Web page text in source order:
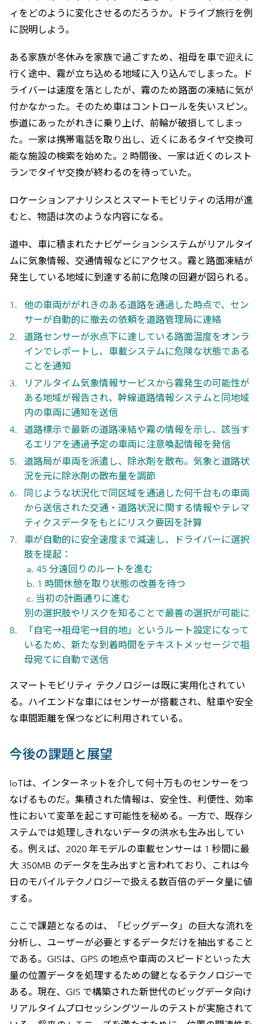
ィをどのように変化させるのだろうか。ドライブ旅行を例
に説明しよう。
ある家族が冬休みを家族で過ごすため、祖母を車で迎えに
行く途中、霧が立ち込める地域に入り込んでしまった。ド
ライバーは速度を落としたが、霧のため路面の凍結に気が
付かなかった。そのため車はコントロールを失いスピン。
歩道にあったがれきに乗り上げ、前輪が破損してしまっ
た。一家は携帯電話を取り出し、近くにあるタイヤ交換可
能な施設の検索を始めた。2 時間後、一家は近くのレスト
ランでタイヤ交換が終わるのを待っていた。
ロケーションアナリシスとスマートモビリティの活用が進
むと、物語は次のような内容になる。
道中、車に積まれたナビゲーションシステムがリアルタイ
ムに気象情報、交通情報などにアクセス。霧と路面凍結が
発生している地域に到達する前に危険の回避が図られる。
他の車両ががれきのある道路を通過した時点で、セン
サーが自動的に撤去の依頼を道路管理局に連絡
道路センサーが氷点下に達している路面温度をオンラ
インでレポートし、車載システムに危険な状態である
ことを通知
リアルタイム気象情報サービスから霧発生の可能性が
ある地域が報告され、幹線道路情報システムと同地域
内の車両に通知を送信
道路標示で最新の道路凍結や霧の情報を示し、該当す
るエリアを通過予定の車両に注意喚起情報を発信
道路局が車両を派遣し、除氷剤を散布。気象と道路状
況を元に除氷剤の散布量を調節
同じような状況化で同区域を通過した何千台もの車両
から送信された交通・道路状況に関する情報やテレマ
ティクスデータをもとにリスク要因を計算
車が自動的に安全速度まで減速し、ドライバーに選択
肢を提起：
a. 45 分遠回りのルートを進む
b. 1 時間休憩を取り状態の改善を待つ
c. 当初の計画通りに進む
別の選択肢やリスクを知ることで最善の選択が可能に
「自宅→祖母宅→目的地」というルート設定になって
いるため、新たな到着時間をテキストメッセージで祖
母宛てに自動で送信
スマートモビリティ テクノロジーは既に実用化されてい
る。ハイエンドな車にはセンサーが搭載され、駐車や安全
な車間距離を保つなどに利用されている。
今後の課題と展望
IoTは、インターネットを介して何十万ものセンサーをつ
なげるものだ。集積された情報は、安全性、利便性、効率
性において変革を起こす可能性を秘める。一方で、既存シ
ステムでは処理しきれないデータの洪水も生み出してい
る。例えば、2020 年モデルの車載センサーは 1 秒間に最
大 350MB のデータを生み出すと言われており、これは今
日のモバイルテクノロジーで扱える数百倍のデータ量に値
する。
ここで課題となるのは、「ビッグデータ」の巨大な流れを
分析し、ユーザーが必要とするデータだけを抽出すること
である。GISは、GPS の地点や車両のスピードといった大
量の位置データを処理するための鍵となるテクノロジーで
ある。現在、GIS で構築された新世代のビッグデータ向け
リアルタイムプロセッシングツールのテストが実施されて